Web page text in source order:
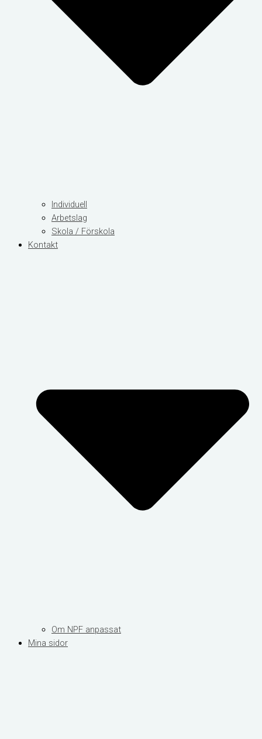
Individuell
Arbetslag
Skola / Förskola
Kontakt
Om NPF anpassat
Mina sidor